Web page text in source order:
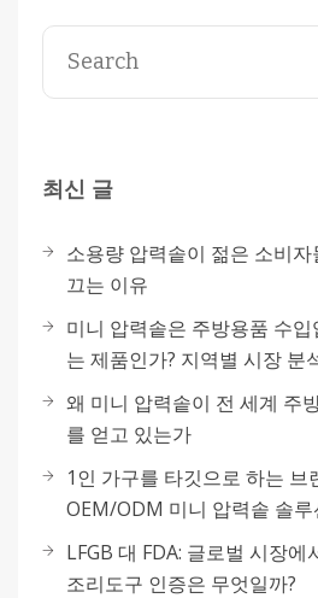
최신 글
소용량 압력솥이 젊은 소비
끄는 이유
미니 압력솥은 주방용품 수
는 제품인가? 지역별 시장 분
왜 미니 압력솥이 전 세계 주
를 얻고 있는가
1인 가구를 타깃으로 하는 브
OEM/ODM 미니 압력솥 솔루
LFGB 대 FDA: 글로벌 시장
조리도구 인증은 무엇일까?